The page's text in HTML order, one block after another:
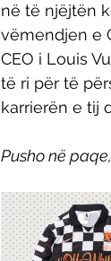
në të njëjtën
vëmendjen e
CEO i Louis
të ri për të
karrierën e tij
Pusho në